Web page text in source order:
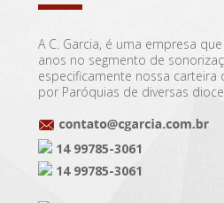
A C. Garcia, é uma empresa
anos no segmento de
especificamente nossa carteira
por Paróquias de diversas
14 99785-3061
14 99785-3061